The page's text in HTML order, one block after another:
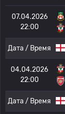
07.04.2026
22:00
Дата / Время
04.04.2026
22:00
Дата / Время